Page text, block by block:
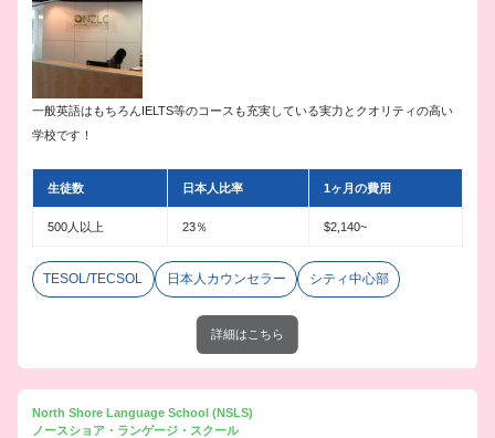
一般英語はもちろんIELTS等のコースも充実している実力とクオリティの高い
学校です！
生徒数 日本人比率 1ヶ月の費用
500人以上 23％ $2,140~
TESOL/TECSOL 日本人カウンセラー シティ中心部
詳細はこちら
North Shore Language School (NSLS)
ノースショア・ランゲージ・スクール